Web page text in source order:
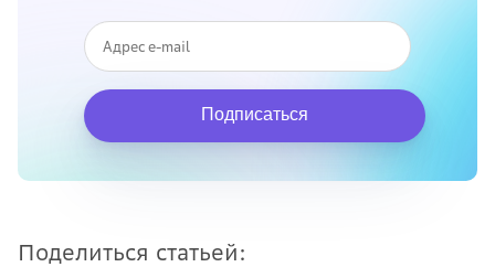
Подписаться
Поделиться статьей: